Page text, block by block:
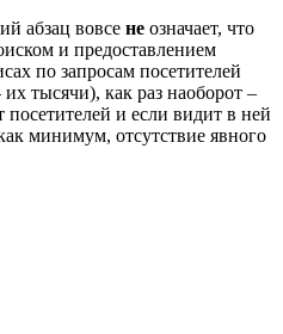
абзац вовсе не означает, что
и предоставлением
по запросам посетителей
тысячи), как раз наоборот –
и если видит в ней
минимум, отсутствие явного